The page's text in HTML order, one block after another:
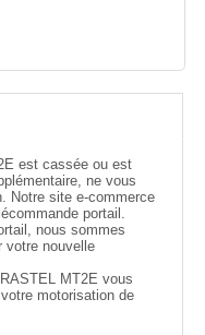
est cassée ou est
ne vous
Notre site e-commerce
portail.
nous sommes
votre nouvelle
MT2E vous
motorisation de